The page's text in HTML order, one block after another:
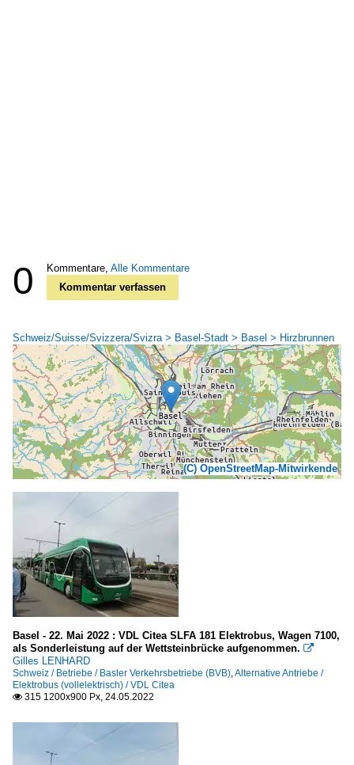
0 Kommentare, Alle Kommentare
Kommentar verfassen
Schweiz/Suisse/Svizzera/Svizra > Basel-Stadt > Basel > Hirzbrunnen
(C) OpenStreetMap-Mitwirkende
Basel - 22. Mai 2022 : VDL Citea SLFA 181 Elektrobus, Wagen 7100,
als Sonderleistung auf der Wettsteinbrücke aufgenommen. 
Gilles LENHARD
Schweiz / Betriebe / Basler Verkehrsbetriebe (BVB),Alternative Antriebe /
Elektrobus (vollelektrisch) / VDL Citea
 315 1200x900 Px, 24.05.2022